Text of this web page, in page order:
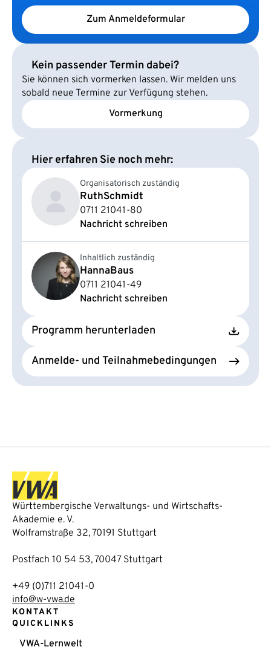
Zum Anmeldeformular
Kein passender Termin dabei?
Sie können sich vormerken lassen. Wir melden uns
sobald neue Termine zur Verfügung stehen.
Vormerkung
Hier erfahren Sie noch mehr:
Organisatorisch zuständig
RuthSchmidt
0711 21041-80
Nachricht schreiben
Inhaltlich zuständig
HannaBaus
0711 21041-49
Nachricht schreiben
Programm herunterladen
Anmelde- und Teilnahmebedingungen
Württembergische Verwaltungs- und Wirtschafts-
Akademie e. V.
Wolframstraße 32, 70191 Stuttgart
Postfach 10 54 53, 70047 Stuttgart
+49 (0)711 21041-0
info@w-vwa.de
KONTAKT
QUICKLINKS
VWA-Lernwelt